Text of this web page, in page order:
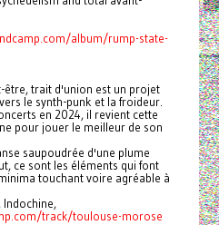
album/rump-state-
être, trait d'union est un projet
le synth-punk et la froideur.
en 2024, il revient cette
pour jouer le meilleur de son
saupoudrée d'une plume
ce sont les éléments qui font
touchant voire agréable à
Indochine,
track/toulouse-morose